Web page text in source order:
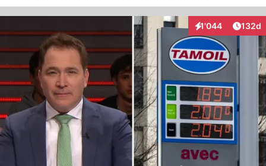
1'044
Interaktionen132d